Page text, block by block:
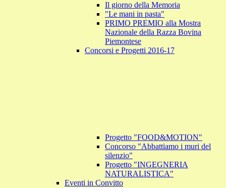
Il giorno della Memoria
"Le mani in pasta"
PRIMO PREMIO alla Mostra
Nazionale della Razza Bovina
Piemontese
Concorsi e Progetti 2016-17
Progetto "FOOD&MOTION"
Concorso "Abbattiamo i muri del
silenzio"
Progetto "INGEGNERIA
NATURALISTICA"
Eventi in Convitto